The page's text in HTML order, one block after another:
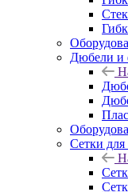
Дюбели и
Сетки